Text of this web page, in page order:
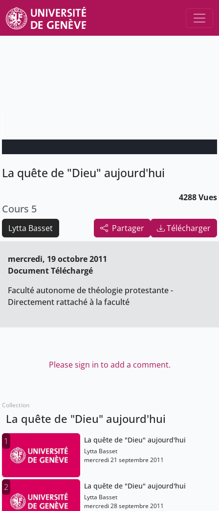
La quête de "Dieu" aujourd'hui
4288 Vues
Cours 5
Partager Télécharger
Lytta Basset
mercredi, 19 octobre 2011
Document Téléchargé
Faculté autonome de théologie protestante -
Directement rattaché à la faculté
Please sign in to add a comment.
Collection
La quête de "Dieu" aujourd'hui
1 La quête de "Dieu" aujourd'hui
Lytta Basset
mercredi 21 septembre 2011
2 La quête de "Dieu" aujourd'hui
Lytta Basset
mercredi 28 septembre 2011